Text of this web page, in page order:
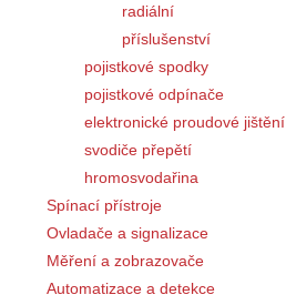
radiální
příslušenství
pojistkové spodky
pojistkové odpínače
elektronické proudové jištění
svodiče přepětí
hromosvodařina
Spínací přístroje
Ovladače a signalizace
Měření a zobrazovače
Automatizace a detekce